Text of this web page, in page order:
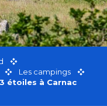
Les campings
étoiles à Carnac